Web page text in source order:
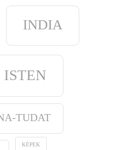
INDIA
ISTEN
TUDAT
KÉPEK